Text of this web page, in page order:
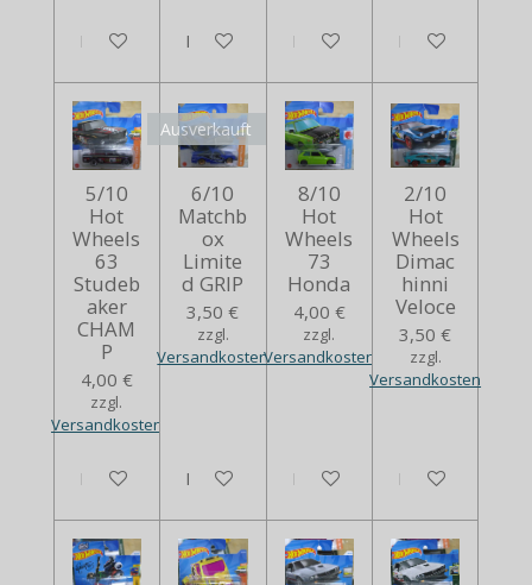
In den WarenkorbIn den WarenkorbBei Verfügbarkeit
In den
5/10
Hot
Wheels
63
Studeb
aker
CHAM
P
4,00 €
zzgl.
Versandkosten
In den Warenkorb
Ausverkauft
6/10
Matchb
ox
Limite
d GRIP
3,50 €
zzgl.
Versandkosten
Bei Verfügbarkeit benachrichtigen
8/10
Hot
Wheels
73
Honda
4,00 €
zzgl.
Versandkosten
In den Warenkorb
2/10
Hot
Wheels
Dimac
hinni
Veloce
3,50 €
zzgl.
Versandkosten
In den